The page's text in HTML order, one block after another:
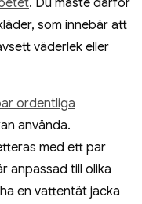
som innebär att
väderlek eller
ordentliga
använda.
med ett par
anpassad till olika
en vattentät jacka